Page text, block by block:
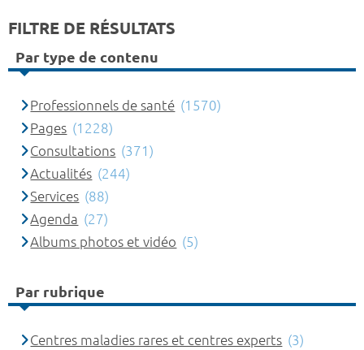
FILTRE DE RÉSULTATS
Par type de contenu
Professionnels de santé (1570)
Pages (1228)
Consultations (371)
Actualités (244)
Services (88)
Agenda (27)
Albums photos et vidéo (5)
Par rubrique
Centres maladies rares et centres experts (3)